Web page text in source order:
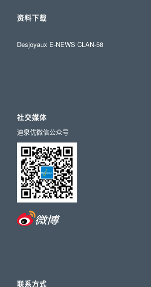
资料下载
Desjoyaux E-NEWS CLAN-58
社交媒体
迪泉优微信公众号
联系方式